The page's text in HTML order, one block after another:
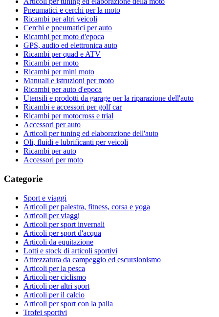
Pneumatici e cerchi per la moto
Ricambi per altri veicoli
Cerchi e pneumatici per auto
Ricambi per moto d'epoca
GPS, audio ed elettronica auto
Ricambi per quad e ATV
Ricambi per moto
Ricambi per mini moto
Manuali e istruzioni per moto
Ricambi per auto d'epoca
Utensili e prodotti da garage per la riparazione dell'auto
Ricambi e accessori per golf car
Ricambi per motocross e trial
Accessori per auto
Articoli per tuning ed elaborazione dell'auto
Oli, fluidi e lubrificanti per veicoli
Ricambi per auto
Accessori per moto
Categorie
Sport e viaggi
Articoli per palestra, fitness, corsa e yoga
Articoli per viaggi
Articoli per sport invernali
Articoli per sport d'acqua
Articoli da equitazione
Lotti e stock di articoli sportivi
Attrezzatura da campeggio ed escursionismo
Articoli per la pesca
Articoli per ciclismo
Articoli per altri sport
Articoli per il calcio
Articoli per sport con la palla
Trofei sportivi